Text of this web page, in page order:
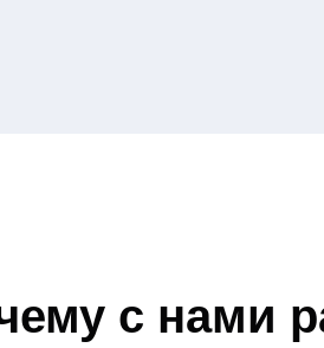
с нами